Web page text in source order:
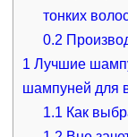
тонких
0.2
1 Лучшие
шампуней для
1.1 Как